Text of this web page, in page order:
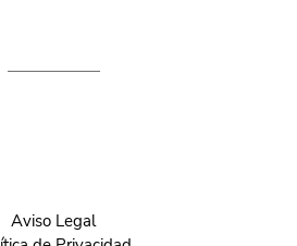
Aviso Legal